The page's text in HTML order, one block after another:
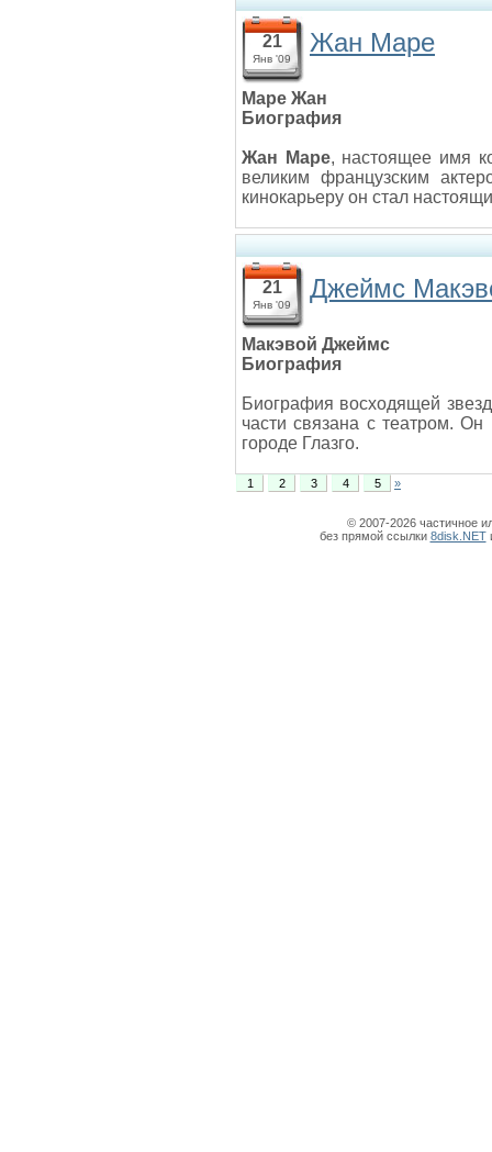
21
Янв '09
Жан Маре
Маре Жан
Биография
Жан Маре, настоящее имя
великим французским
кинокарьеру он стал
21
Янв '09
Джеймс
Макэвой Джеймс
Биография
Биография восходящей
части связана с театром.
городе Глазго.
1 2 3 4 5 »
© 2007-2026 частичное
без прямой ссылки 8disk.NET